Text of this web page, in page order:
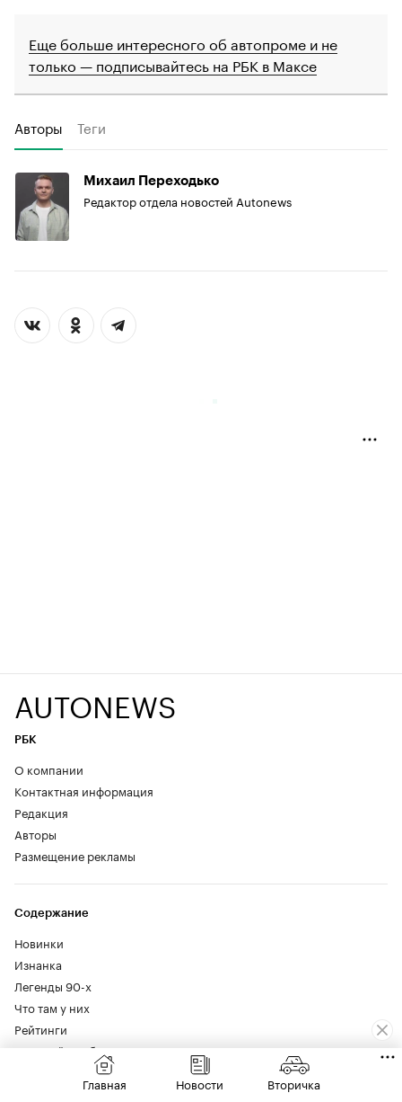
Еще больше интересного об автопроме и не
только — подписывайтесь на РБК в Максе
Авторы Теги
Михаил Переходько
Редактор отдела новостей Autonews
AUTONEWS
РБК
О компании
Контактная информация
Редакция
Авторы
Размещение рекламы
Содержание
Новинки
Изнанка
Легенды 90-х
Что там у них
Рейтинги
Большой пробег
Главная Новости Вторичка